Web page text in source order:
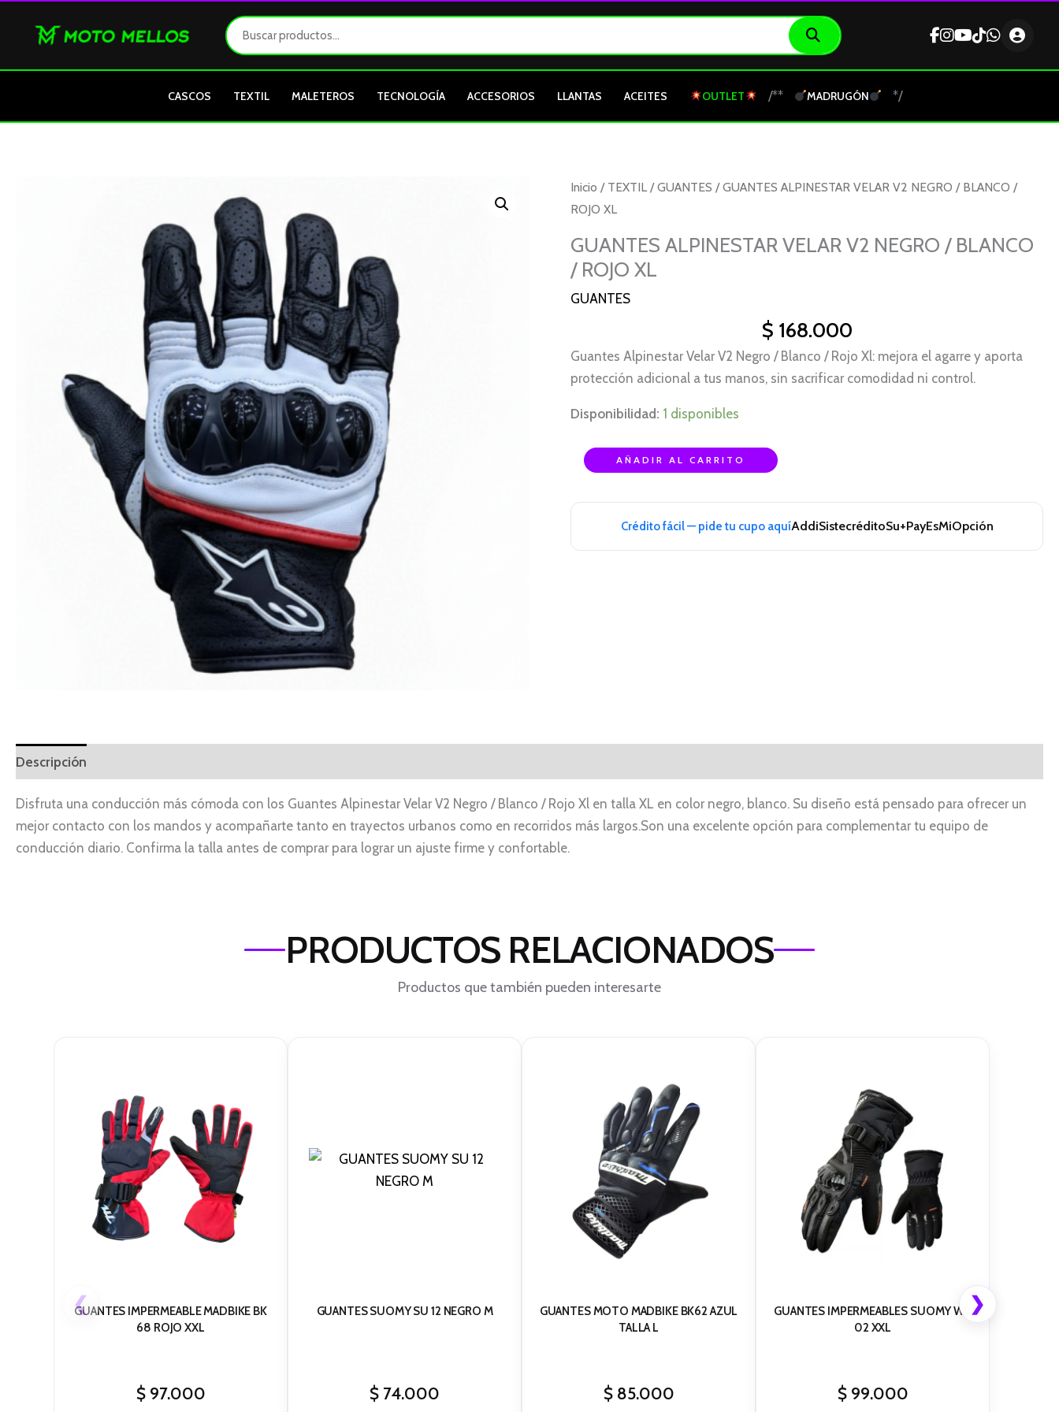
CASCOS TEXTIL MALETEROS TECNOLOGÍA ACCESORIOS LLANTAS ACEITES OUTLET /** MADRUGÓN */
Inicio / TEXTIL /GUANTES / GUANTES ALPINESTAR VELAR V2 NEGRO / BLANCO /
ROJO XL
GUANTES ALPINESTAR VELAR V2 NEGRO / BLANCO
/ ROJO XL
GUANTES
$ 168.000
Guantes Alpinestar Velar V2 Negro / Blanco / Rojo Xl: mejora el agarre y aporta
protección adicional a tus manos, sin sacrificar comodidad ni control.
Disponibilidad: 1 disponibles
GUANTES
ALPINESTAR
V2
NEGRO
/
ROJO
XL
cantidad
AÑADIR AL CARRITO
Crédito fácil — pide tu cupo aquíAddiSistecréditoSu+PayEsMiOpción
Descripción
Disfruta una conducción más cómoda con los Guantes Alpinestar Velar V2 Negro / Blanco / Rojo Xl en talla XL en color negro, blanco. Su diseño está pensado para ofrecer un
mejor contacto con los mandos y acompañarte tanto en trayectos urbanos como en recorridos más largos.Son una excelente opción para complementar tu equipo de
conducción diario. Confirma la talla antes de comprar para lograr un ajuste firme y confortable.
PRODUCTOS RELACIONADOS
Productos que también pueden interesarte
GUANTES IMPERMEABLE MADBIKE BK
68 ROJO XXL
$97.000
GUANTES SUOMY SU 12 NEGRO M
$ 74.000
GUANTES MOTO MADBIKE BK62 AZUL
TALLA L
$85.000
GUANTES IMPERMEABLES SUOMY WP
02 XXL
$99.000
❮ ❯